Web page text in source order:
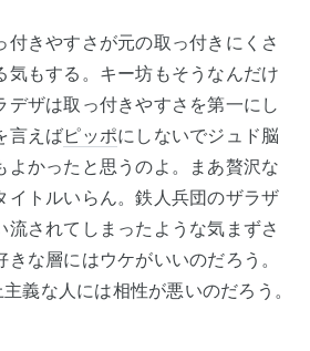
付きやすさが元の取っ付きにくさ
気もする。キー坊もそうなんだけ
デザは取っ付きやすさを第一にし
言えばピッポにしないでジュド脳
よかったと思うのよ。まあ贅沢な
イトルいらん。鉄人兵団のザラザ
流されてしまったような気まずさ
な層にはウケがいいのだろう。
義な人には相性が悪いのだろう。